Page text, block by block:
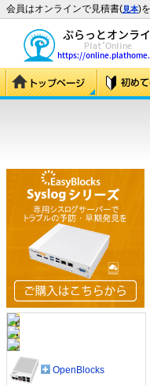
会員はオンラインで見積書(見本)を
OpenBlocks